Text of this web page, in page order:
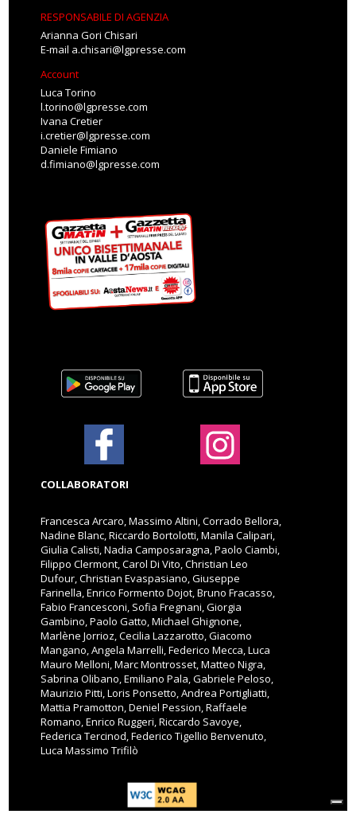
RESPONSABILE DI AGENZIA
Arianna Gori Chisari
E-mail a.chisari@lgpresse.com
Account
Luca Torino
l.torino@lgpresse.com
Ivana Cretier
i.cretier@lgpresse.com
Daniele Fimiano
d.fimiano@lgpresse.com
COLLABORATORI
Francesca Arcaro, Massimo Altini, Corrado Bellora,
Nadine Blanc, Riccardo Bortolotti, Manila Calipari,
Giulia Calisti, Nadia Camposaragna, Paolo Ciambi,
Filippo Clermont, Carol Di Vito, Christian Leo
Dufour, Christian Evaspasiano, Giuseppe
Farinella, Enrico Formento Dojot, Bruno Fracasso,
Fabio Francesconi, Sofia Fregnani, Giorgia
Gambino, Paolo Gatto, Michael Ghignone,
Marlène Jorrioz, Cecilia Lazzarotto, Giacomo
Mangano, Angela Marrelli, Federico Mecca, Luca
Mauro Melloni, Marc Montrosset, Matteo Nigra,
Sabrina Olibano, Emiliano Pala, Gabriele Peloso,
Maurizio Pitti, Loris Ponsetto, Andrea Portigliatti,
Mattia Pramotton, Deniel Pession, Raffaele
Romano, Enrico Ruggeri, Riccardo Savoye,
Federica Tercinod, Federico Tigellio Benvenuto,
Luca Massimo Trifilò